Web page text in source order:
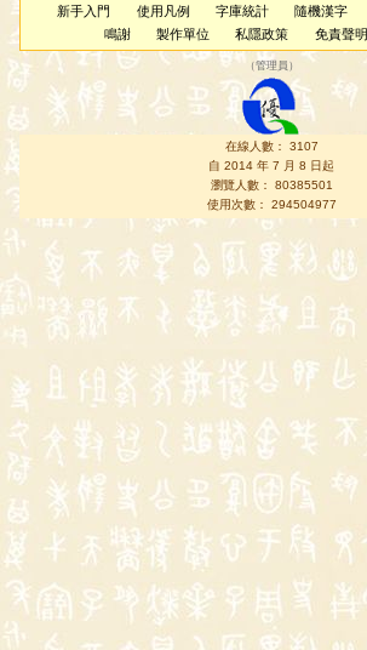
新手入門 使用凡例 字庫統計 隨機漢字
鳴謝
製作單位 私隱政策 免責聲明
（管理員 ）
在線人數： 3107
自 2014 年 7 月 8 日起
瀏覽人數： 80385501
使用次數： 294504977